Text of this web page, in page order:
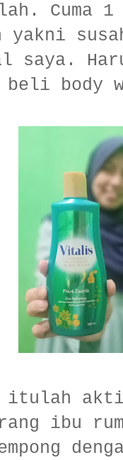
lah. Cuma
yakni
saya.
beli body
itulah
ibu